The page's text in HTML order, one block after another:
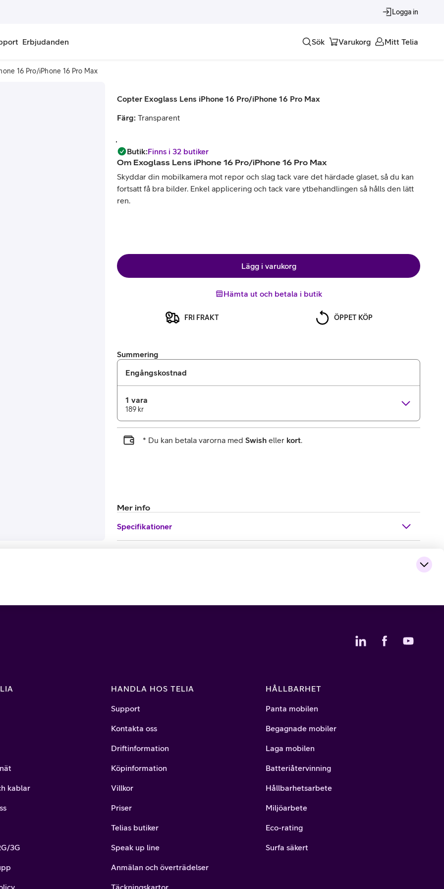
Logga in
Köp kontantkort
Laddningscheck
Registrera kontantkort
Alla tjänster
Roaming – samtal och surf i utlandet
Erbjudanden Sök Varukorg Mitt Telia
16 Pro/iPhone 16 Pro Max
Copter Exoglass Lens iPhone 16 Pro/iPhone 16 Pro Max
Färg: Transparent
Butik:Finns i 32 butiker
Om Exoglass Lens iPhone 16 Pro/iPhone 16 Pro Max
Skyddar din mobilkamera mot repor och slag tack vare det härdade glaset, så du kan
fortsatt få bra bilder. Enkel applicering och tack vare ytbehandlingen så hålls den lätt
ren.
Lägg i varukorg
Hämta ut och betala i butik
FRI FRAKT ÖPPET KÖP
Summering
Engångskostnad
1 vara
189 kr
* Du kan betala varorna med Swish eller kort.
Mer info
Specifikationer
kablar
3G
HANDLA HOS TELIA
Support
Kontakta oss
Driftinformation
Köpinformation
Villkor
Priser
Telias butiker
Speak up line
Anmälan och överträdelser
Täckningskartor
HÅLLBARHET
Panta mobilen
Begagnade mobiler
Laga mobilen
Batteriåtervinning
Hållbarhetsarbete
Miljöarbete
Eco-rating
Surfa säkert